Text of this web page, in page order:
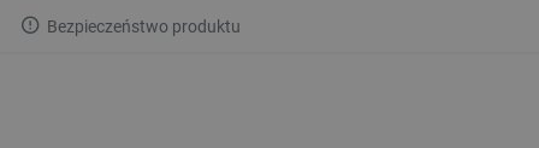
Bezpieczeństwo produktu